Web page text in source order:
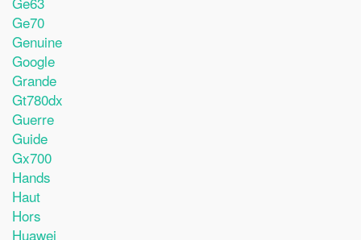
Ge70
Genuine
Google
Grande
Gt780dx
Guerre
Guide
Gx700
Hands
Haut
Hors
Huawei